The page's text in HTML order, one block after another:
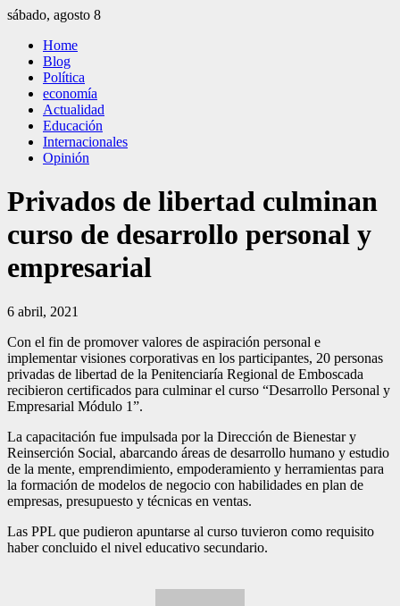
Saltar
contenido
sábado, agosto 8
El Independiente
El independiente Libre y Transparente
Home
Blog
Política
economía
Actualidad
Educación
Internacionales
Opinión
Privados de libertad culminan
curso de desarrollo personal y
empresarial
6 abril, 2021
Con el fin de promover valores de aspiración personal e
implementar visiones corporativas en los participantes, 20 personas
privadas de libertad de la Penitenciaría Regional de Emboscada
recibieron certificados para culminar el curso “Desarrollo Personal y
Empresarial Módulo 1”.
La capacitación fue impulsada por la Dirección de Bienestar y
Reinserción Social, abarcando áreas de desarrollo humano y estudio
de la mente, emprendimiento, empoderamiento y herramientas para
la formación de modelos de negocio con habilidades en plan de
empresas, presupuesto y técnicas en ventas.
Las PPL que pudieron apuntarse al curso tuvieron como requisito
haber concluido el nivel educativo secundario.